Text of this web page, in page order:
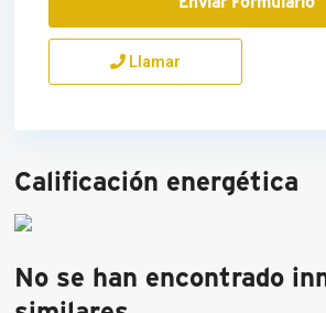
Llamar
Calificación energética
No se han encontrado